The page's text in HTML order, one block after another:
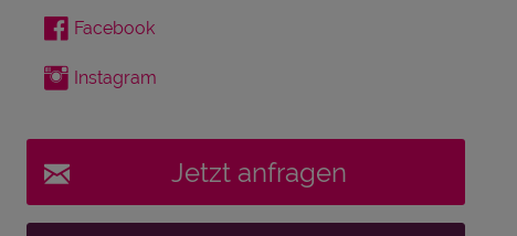
Facebook
Instagram
Jetzt anfragen